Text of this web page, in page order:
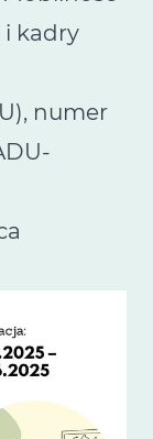
i kadry
numer